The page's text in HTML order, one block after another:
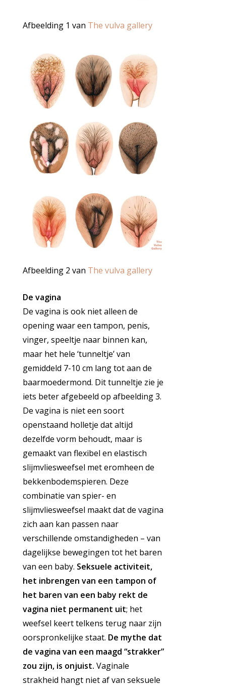
Afbeelding 1 van The vulva gallery
Afbeelding 2 van The vulva gallery
De vagina
De vagina is ook niet alleen de
opening waar een tampon, penis,
vinger, speeltje naar binnen kan,
maar het hele ‘tunneltje’ van
gemiddeld 7-10 cm lang tot aan de
baarmoedermond. Dit tunneltje zie je
iets beter afgebeeld op afbeelding 3.
De vagina is niet een soort
openstaand holletje dat altijd
dezelfde vorm behoudt, maar is
gemaakt van flexibel en elastisch
slijmvliesweefsel met eromheen de
bekkenbodemspieren. Deze
combinatie van spier- en
slijmvliesweefsel maakt dat de vagina
zich aan kan passen naar
verschillende omstandigheden – van
dagelijkse bewegingen tot het baren
van een baby. Seksuele activiteit,
het inbrengen van een tampon of
het baren van een baby rekt de
vagina niet permanent uit; het
weefsel keert telkens terug naar zijn
oorspronkelijke staat. De mythe dat
de vagina van een maagd “strakker”
zou zijn, is onjuist. Vaginale
strakheid hangt niet af van seksuele